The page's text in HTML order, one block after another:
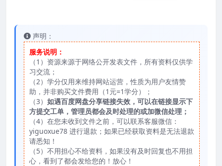
声明：
服务说明：
（1）资源来源于网络公开发表文件，所有资料仅供学
习交流；
（2）学分仅用来维持网站运营，性质为用户友情赞
助，并非购买文件费用（1元=1学分）；
（3） 如遇百度网盘分享链接失效，可以在链接显示下
方提交工单，管理员都会及时处理的或加微信处理；
（4）在您未收到文件之前，可以联系客服微信：
yiguoxue78 进行退款；如果已经获取资料是无法退款
请悉知！
（5）不用担心不给资料，如果没有及时回复也不用担
心，看到了都会发给您的！放心！